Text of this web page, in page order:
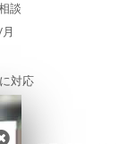
談
対応